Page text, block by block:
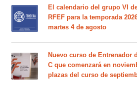
El calendario del grupo VI
RFEF para la temporada
martes 4 de agosto
Nuevo curso de Entrenador
C que comenzará en
plazas del curso de